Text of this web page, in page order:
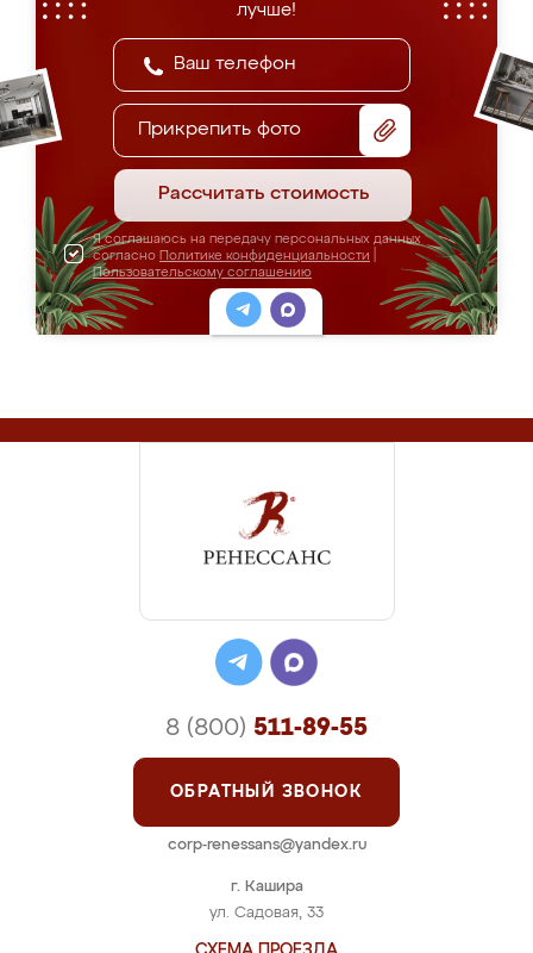
лучше!
Прикрепить фото
Рассчитать стоимость
Я соглашаюсь на передачу персональных данных
согласно Политике конфиденциальности
Пользовательскому соглашению
г. Кашира
ул. Садовая, 33
8 (800) 511-89-55
ОБРАТНЫЙ ЗВОНОК
corp-renessans@yandex.ru